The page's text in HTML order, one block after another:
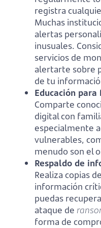
registra
Muchas
alertas
inusuales.
servicios de
alertarte sobre
de tu
Educación
Comparte
digital con
especialmente
vulnerables,
menudo son el
Respaldo de
Realiza copias
información
puedas
ataque de
forma de